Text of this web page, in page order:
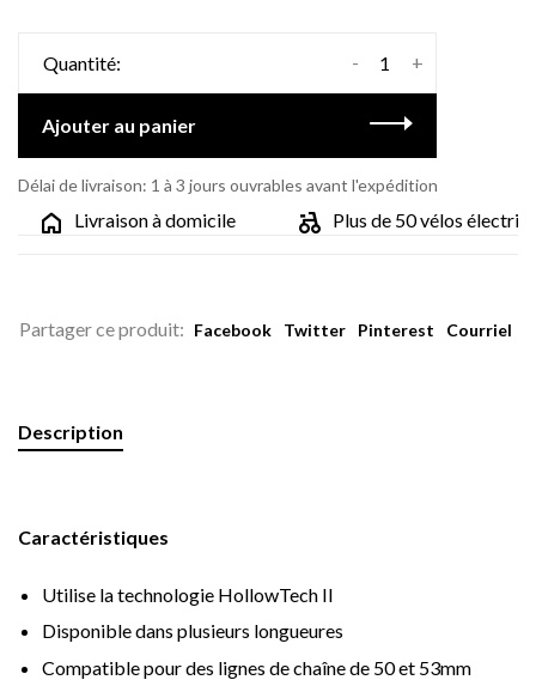
Quantité: +
-
Ajouter au panier
Délai de livraison: 1 à 3 jours ouvrables avant l'expédition
Livraison à domicile Plus de 50 vélos
Partager ce produit: Facebook Twitter Pinterest Courriel
Description
Caractéristiques
Utilise la technologie HollowTech II
Disponible dans plusieurs longueures
Compatible pour des lignes de chaîne de 50 et 53mm